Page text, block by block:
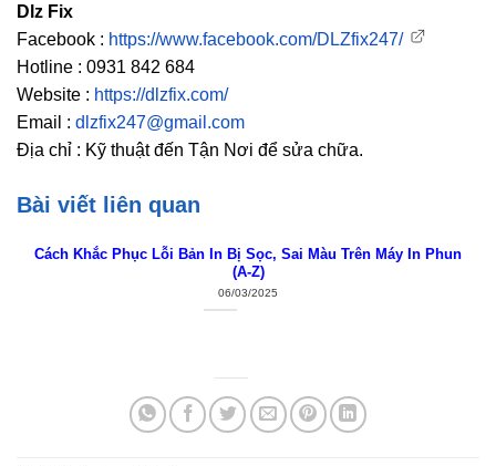
Dlz Fix
Facebook : https://www.facebook.com/DLZfix247/
Hotline : 0931 842 684
Website : https://dlzfix.com/
Email : dlzfix247@gmail.com
Địa chỉ : Kỹ thuật đến Tận Nơi để sửa chữa.
Bài viết liên quan
Cách Khắc Phục Lỗi Bản In Bị Sọc, Sai Màu Trên Máy In Phun
(A-Z)
06/03/2025